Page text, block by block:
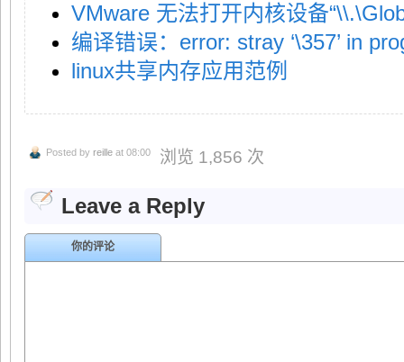
VMware 无法打开内核设备
编译错误：error: stray ‘\357’ in
linux共享内存应用范例
Posted by reille at 08:00 浏览 1,856 次
Leave a Reply
你的评论